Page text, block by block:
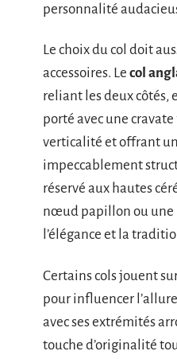
personnalité
Le choix du col doit
accessoires. Le col
reliant les deux côtés,
porté avec une
verticalité et offrant
impeccablement
réservé aux hautes
nœud papillon ou une
l’élégance et la
Certains cols jouent
pour influencer
avec ses extrémités
touche d’originalité